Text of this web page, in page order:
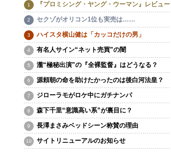
『プロミシング・ヤング・ウーマン』レビュー
セクゾがオリコン1位も実売は……
ハイスタ横山健は「カッコだけの男」
有名人サイン“ネット売買”の闇
瀧“極秘出演”の『全裸監督』はどうなる？
源頼朝の命を助けたかったのは後白河法皇？
ジローラモがロケ中にガチナンパ
森下千里“意識高い系”が裏目に？
長澤まさみベッドシーン称賛の理由
サイトリニューアルのお知らせ